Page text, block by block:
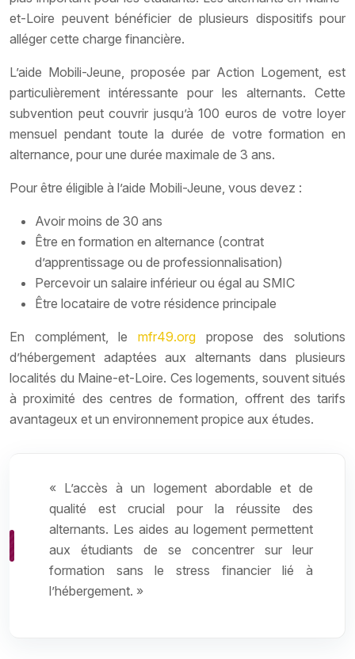
et-Loire peuvent bénéficier de plusieurs dispositifs pour
alléger cette charge financière.
L’aide Mobili-Jeune, proposée par Action Logement, est
particulièrement intéressante pour les alternants. Cette
subvention peut couvrir jusqu’à 100 euros de votre loyer
mensuel pendant toute la durée de votre formation en
alternance, pour une durée maximale de 3 ans.
Pour être éligible à l’aide Mobili-Jeune, vous devez :
Avoir moins de 30 ans
Être en formation en alternance (contrat
d’apprentissage ou de professionnalisation)
Percevoir un salaire inférieur ou égal au SMIC
Être locataire de votre résidence principale
En complément, le mfr49.org propose des solutions
d’hébergement adaptées aux alternants dans plusieurs
localités du Maine-et-Loire. Ces logements, souvent situés
à proximité des centres de formation, offrent des tarifs
avantageux et un environnement propice aux études.
« L’accès à un logement abordable et de
qualité est crucial pour la réussite des
alternants. Les aides au logement permettent
aux étudiants de se concentrer sur leur
formation sans le stress financier lié à
l’hébergement. »